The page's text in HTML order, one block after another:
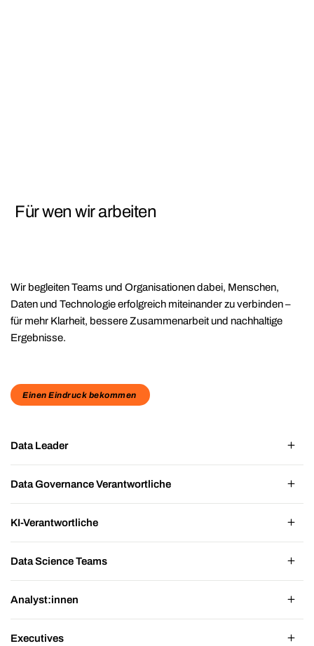
Für wen wir arbeiten
Wir begleiten Teams und Organisationen dabei, Menschen,
Daten und Technologie erfolgreich miteinander zu verbinden –
für mehr Klarheit, bessere Zusammenarbeit und nachhaltige
Ergebnisse.
Einen Eindruck bekommen
Data Leader
Data Governance Verantwortliche
KI-Verantwortliche
Data Science Teams
Analyst:innen
Executives